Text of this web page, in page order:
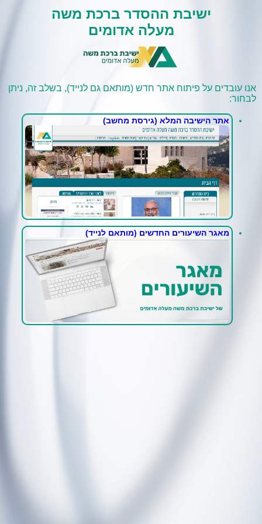
ישיבת ההסדר ברכת משה
מעלה אדומים
אנו עובדים על פיתוח אתר חדש (מותאם גם לנייד), בשלב זה, ניתן
לבחור:
אתר הישיבה המלא (גירסת מחשב)
מאגר השיעורים החדשים (מותאם לנייד)